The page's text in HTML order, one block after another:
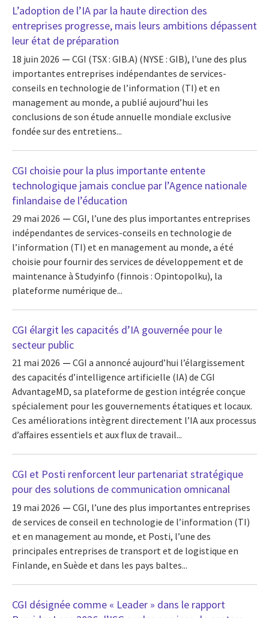
L’adoption de l’IA par la haute direction des
entreprises progresse, mais leurs ambitions dépassent
leur état de préparation
18 juin 2026
CGI (TSX : GIB.A) (NYSE : GIB), l’une des plus
importantes entreprises indépendantes de services-
conseils en technologie de l’information (TI) et en
management au monde, a publié aujourd’hui les
conclusions de son étude annuelle mondiale exclusive
fondée sur des entretiens...
CGI choisie pour la plus importante entente
technologique jamais conclue par l’Agence nationale
finlandaise de l’éducation
29 mai 2026
CGI, l’une des plus importantes entreprises
indépendantes de services-conseils en technologie de
l’information (TI) et en management au monde, a été
choisie pour fournir des services de développement et de
maintenance à Studyinfo (finnois : Opintopolku), la
plateforme numérique de...
CGI élargit les capacités d’IA gouvernée pour le
secteur public
21 mai 2026
CGI a annoncé aujourd’hui l’élargissement
des capacités d’intelligence artificielle (IA) de CGI
AdvantageMD, sa plateforme de gestion intégrée conçue
spécialement pour les gouvernements étatiques et locaux.
Ces améliorations intègrent directement l’IA aux processus
d’affaires essentiels et aux flux de travail...
CGI et Posti renforcent leur partenariat stratégique
pour des solutions de communication omnicanal
19 mai 2026
CGI, l’une des plus importantes entreprises
de services de conseil en technologie de l’information (TI)
et en management au monde, et Posti, l’une des
principales entreprises de transport et de logistique en
Finlande, en Suède et dans les pays baltes...
CGI désignée comme « Leader » dans le rapport